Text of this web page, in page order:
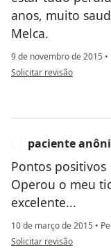
anos, muito
Melca.
9 de novembro de 2015 •
na opinião do utilizador
Solicitar revisão
paciente
Pontos positivos
Operou o meu
excelente...
10 de março de 2015 •
na opinião do utilizador
Solicitar revisão